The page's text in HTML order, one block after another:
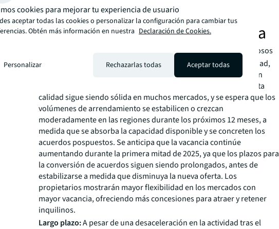
más equilibrado surge tras las
disrupciones de la era pandémica
Es probable que los ocupantes sigan siendo cautelosos
respecto a la expansión mientras gestionan el exceso de capacidad,
enfrentando altos costos y un panorama incierto de políticas. Sin
embargo, la demanda subyacente de espacios modernos y de alta
calidad sigue siendo sólida en muchos mercados, y se espera que los
volúmenes de arrendamiento se estabilicen o crezcan
moderadamente en las regiones durante los próximos 12 meses, a
medida que se absorba la capacidad disponible y se concreten los
acuerdos pospuestos. Se anticipa que la vacancia continúe
aumentando durante la primera mitad de 2025, ya que los plazos para
la conversión de acuerdos siguen siendo prolongados, antes de
estabilizarse a medida que disminuya la nueva oferta. Los
propietarios mostrarán mayor flexibilidad en los mercados con
mayor vacancia, ofreciendo más concesiones para atraer y retener
inquilinos.
Largo plazo:A pesar de una desaceleración en la actividad tras el
cookies para mejorar tu experiencia de usuario
aceptar todas las cookies o personalizar la configuración para cambiar tus
Obtén más información en nuestra Declaración de Cookies.
Personalizar Rechazarlas todas Aceptar todas